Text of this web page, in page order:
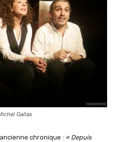
Gallas
chronique : « Depuis